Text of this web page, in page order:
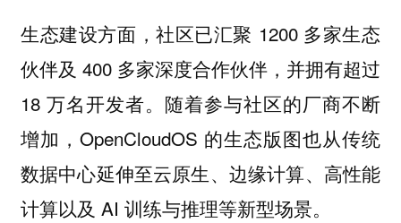
生态建设方面，社区已汇聚 1200 多家生态
伙伴及 400 多家深度合作伙伴，并拥有超过
18 万名开发者。随着参与社区的厂商不断
增加，OpenCloudOS 的生态版图也从传统
数据中心延伸至云原生、边缘计算、高性能
计算以及 AI 训练与推理等新型场景。